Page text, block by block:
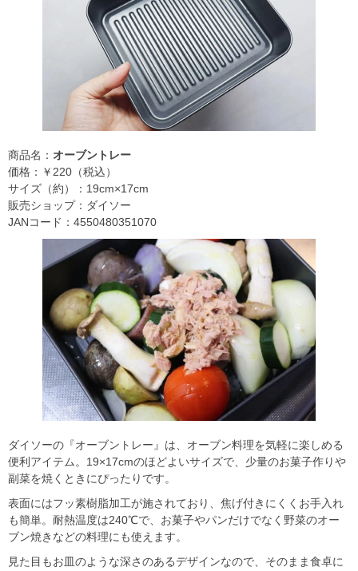
商品名： オーブントレー
価格：￥220（税込）
サイズ（約）：19cm×17cm
販売ショップ：ダイソー
JANコード：4550480351070
ダイソーの『オーブントレー』は、オーブン料理を気軽に楽しめる
便利アイテム。19×17cmのほどよいサイズで、少量のお菓子作りや
副菜を焼くときにぴったりです。
表面にはフッ素樹脂加工が施されており、焦げ付きにくくお手入れ
も簡単。耐熱温度は240℃で、お菓子やパンだけでなく野菜のオー
ブン焼きなどの料理にも使えます。
見た目もお皿のような深さのあるデザインなので、そのまま食卓に